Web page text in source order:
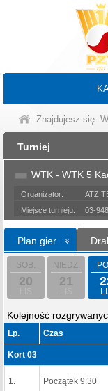
Znajdujesz się:
Turniej
WTK - WTK 5
Organizator:
ATZ
Miejsce turnieju:
03-
Plan gier
SOB.
20
NIEDZ.
21
Kolejność
Lp. Czas
Kort 03
1. Początek 9:30